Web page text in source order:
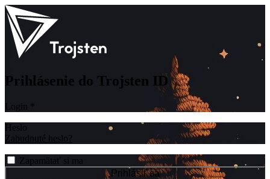
Prihlásenie do Trojsten ID
Login
Heslo
Zabudnuté heslo?
Zapamätať si ma
Prihlásiť sa